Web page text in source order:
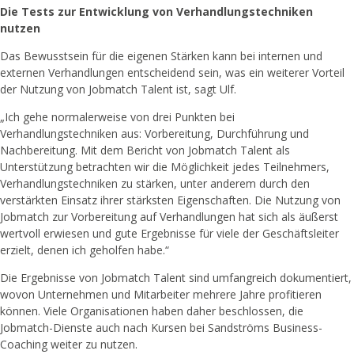
Die Tests zur Entwicklung von Verhandlungstechniken
nutzen
Das Bewusstsein für die eigenen Stärken kann bei internen und
externen Verhandlungen entscheidend sein, was ein weiterer Vorteil
der Nutzung von Jobmatch Talent ist, sagt Ulf.
„Ich gehe normalerweise von drei Punkten bei
Verhandlungstechniken aus: Vorbereitung, Durchführung und
Nachbereitung. Mit dem Bericht von Jobmatch Talent als
Unterstützung betrachten wir die Möglichkeit jedes Teilnehmers,
Verhandlungstechniken zu stärken, unter anderem durch den
verstärkten Einsatz ihrer stärksten Eigenschaften. Die Nutzung von
Jobmatch zur Vorbereitung auf Verhandlungen hat sich als äußerst
wertvoll erwiesen und gute Ergebnisse für viele der Geschäftsleiter
erzielt, denen ich geholfen habe.“
Die Ergebnisse von Jobmatch Talent sind umfangreich dokumentiert,
wovon Unternehmen und Mitarbeiter mehrere Jahre profitieren
können. Viele Organisationen haben daher beschlossen, die
Jobmatch-Dienste auch nach Kursen bei Sandströms Business-
Coaching weiter zu nutzen.